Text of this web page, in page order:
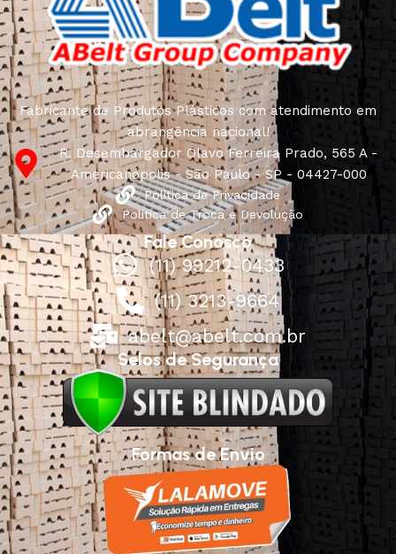
Fabricante de Produtos Plásticos com atendimento em
abrangência nacional!
R. Desembargador Olavo Ferreira Prado, 565 A -
Americanópolis - São Paulo - SP - 04427-000
Política de Privacidade
Política de Troca e Devolução
Fale Conosco
(11) 99212-0433
(11) 3213-9664
abelt@abelt.com.br
Selos de Segurança
Formas de Envio